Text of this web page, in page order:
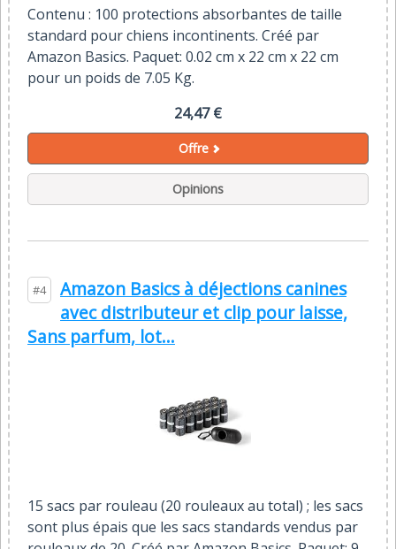
Contenu : 100 protections absorbantes de taille
standard pour chiens incontinents. Créé par
Amazon Basics. Paquet: 0.02 cm x 22 cm x 22 cm
pour un poids de 7.05 Kg.
24,47 €
Offre
Opinions
#4
Amazon Basics à déjections canines
avec distributeur et clip pour laisse,
Sans parfum, lot...
15 sacs par rouleau (20 rouleaux au total) ; les sacs
sont plus épais que les sacs standards vendus par